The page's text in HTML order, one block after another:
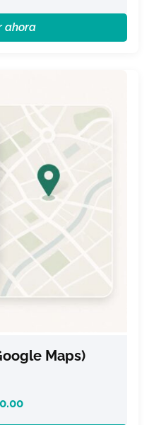
ahora
Maps)